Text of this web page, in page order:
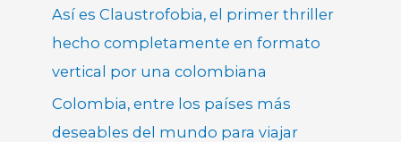
Así es Claustrofobia, el primer thriller
hecho completamente en formato
vertical por una colombiana
Colombia, entre los países más
deseables del mundo para viajar